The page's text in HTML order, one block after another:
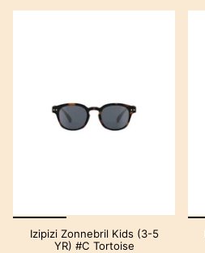
Izipizi Zonnebril Kids (3-5
YR) #C Tortoise